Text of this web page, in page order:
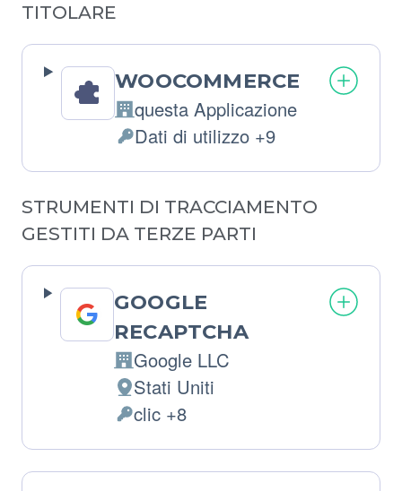
TITOLARE
WOOCOMMERCE
Azienda:
questa Applicazione
Dati
Personali
trattati:
Dati di utilizzo +9
STRUMENTI DI TRACCIAMENTO
GESTITI DA TERZE PARTI
GOOGLE
RECAPTCHA
Azienda:
Google LLC
Luogo
del
trattamento:
Stati Uniti
Dati
Personali
trattati:
clic +8